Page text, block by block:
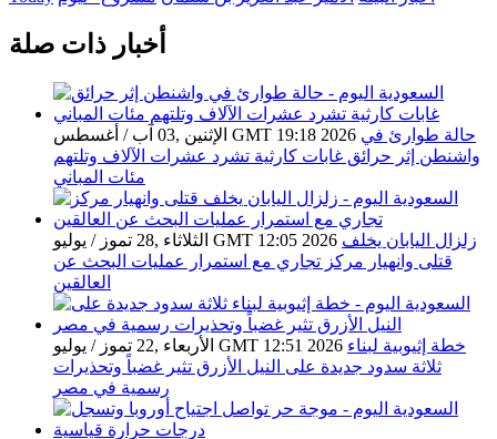
أخبار ذات صلة
الإثنين ,03 آب / أغسطس GMT 19:18 2026 حالة طوارئ في
واشنطن إثر حرائق غابات كارثية تشرد عشرات الآلاف وتلتهم
مئات المباني
الثلاثاء ,28 تموز / يوليو GMT 12:05 2026 زلزال اليابان يخلف
قتلى وانهيار مركز تجاري مع استمرار عمليات البحث عن
العالقين
الأربعاء ,22 تموز / يوليو GMT 12:51 2026 خطة إثيوبية لبناء
ثلاثة سدود جديدة على النيل الأزرق تثير غضباً وتحذيرات
رسمية في مصر